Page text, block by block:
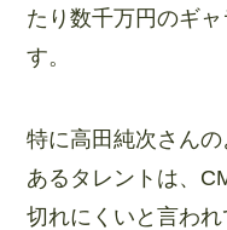
たり数千万円のギ
す。
特に高田純次さん
あるタレントは、
切れにくいと言われ